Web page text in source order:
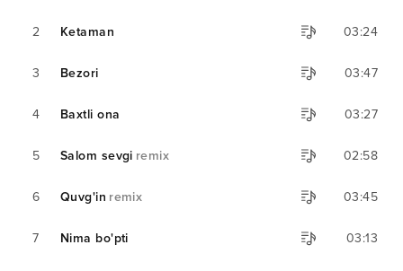
2 Ketaman 03:24
3 Bezori 03:47
4 Baxtli ona 03:27
5 Salom sevgi remix 02:58
6 Quvg'in remix 03:45
7 Nima bo'pti 03:13